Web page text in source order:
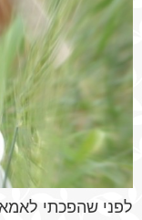
לפני שהפכתי